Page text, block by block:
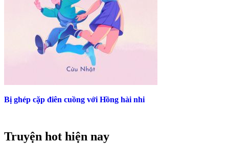
Bị ghép cặp điên cuồng với Hồng hài nhi
Truyện hot hiện nay